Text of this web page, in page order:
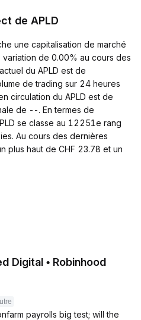
de APLD
une capitalisation de marché
de 0.00% au cours des
du APLD est de
de trading sur 24 heures
circulation du APLD est de
de --. En termes de
se classe au 12251e rang
Au cours des dernières
plus haut de CHF 23.78 et un
Digital • Robinhood
payrolls big test; will the